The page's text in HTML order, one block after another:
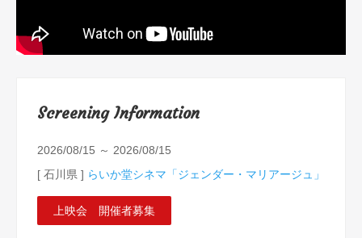
Screening Information
2026/08/15 ～ 2026/08/15
[ 石川県 ] らいか堂シネマ「ジェンダー・マリアージュ」
上映会 開催者募集